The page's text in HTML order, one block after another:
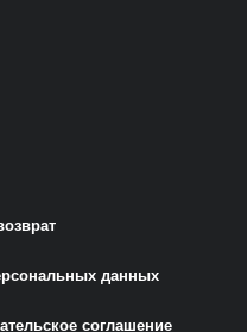
данных
соглашение